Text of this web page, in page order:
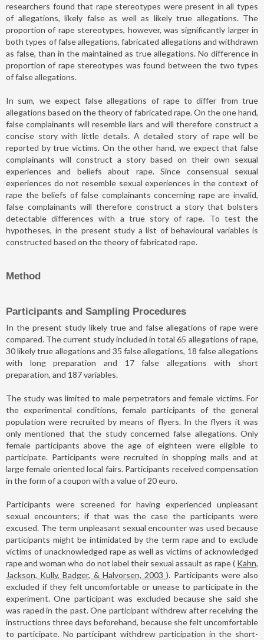
researchers found that rape stereotypes were present in all types
of allegations, likely false as well as likely true allegations. The
proportion of rape stereotypes, however, was significantly larger in
both types of false allegations, fabricated allegations and withdrawn
as false, than in the maintained as true allegations. No difference in
proportion of rape stereotypes was found between the two types
of false allegations.
In sum, we expect false allegations of rape to differ from true
allegations based on the theory of fabricated rape. On the one hand,
false complainants will resemble liars and will therefore construct a
concise story with little details. A detailed story of rape will be
reported by true victims. On the other hand, we expect that false
complainants will construct a story based on their own sexual
experiences and beliefs about rape. Since consensual sexual
experiences do not resemble sexual experiences in the context of
rape the beliefs of false complainants concerning rape are invalid,
false complainants will therefore construct a story that bolsters
detectable differences with a true story of rape. To test the
hypotheses, in the present study a list of behavioural variables is
constructed based on the theory of fabricated rape.
Method
Participants and Sampling Procedures
In the present study likely true and false allegations of rape were
compared. The current study included in total 65 allegations of rape,
30 likely true allegations and 35 false allegations, 18 false allegations
with long preparation and 17 false allegations with short
preparation, and 187 variables.
The study was limited to male perpetrators and female victims. For
the experimental conditions, female participants of the general
population were recruited by means of flyers. In the flyers it was
only mentioned that the study concerned false allegations. Only
female participants above the age of eighteen were eligible to
participate. Participants were recruited in shopping malls and at
large female oriented local fairs. Participants received compensation
in the form of a coupon with a value of 20 euro.
Participants were screened for having experienced unpleasant
sexual encounters; if that was the case the participants were
excused. The term unpleasant sexual encounter was used because
participants might be intimidated by the term rape and to exclude
victims of unacknowledged rape as well as victims of acknowledged
rape and woman who do not label their sexual assault as rape ( Kahn,
Jackson, Kully, Badger, & Halvorsen, 2003). Participants were also
excluded if they felt uncomfortable or unease to participate in the
experiment. One participant was excluded because she said she
was raped in the past. One participant withdrew after receiving the
instructions three days beforehand, because she felt uncomfortable
to participate. No participant withdrew participation in the short-